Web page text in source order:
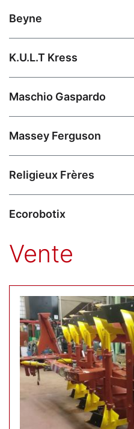
Beyne
K.U.L.T Kress
Maschio Gaspardo
Massey Ferguson
Religieux Frères
Ecorobotix
Vente